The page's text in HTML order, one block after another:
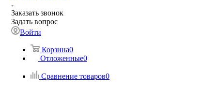
Заказать звонок
Задать вопрос
Войти
Корзина0
Отложенные0
Сравнение товаров0